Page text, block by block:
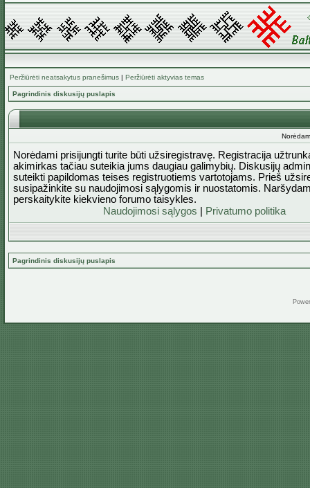
Peržiūrėti neatsakytus pranešimus | Peržiūrėti aktyvias temas
Pagrindinis diskusijų puslapis
Norėdami prisijungti turite būti užsiregistravę. Registracija
akimirkas tačiau suteikia jums daugiau galimybių. Diskusijų
suteikti papildomas teises registruotiems vartotojams. Prieš
susipažinkite su naudojimosi sąlygomis ir nuostatomis.
perskaitykite kiekvieno forumo taisykles.
Naudojimosi sąlygos
Privatumo politika
Pagrindinis diskusijų puslapis